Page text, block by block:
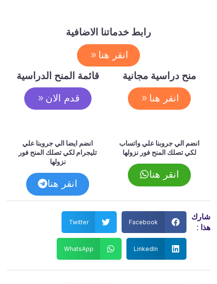
رابط خدماتنا الاضافية
انقر هنا
منح دراسية مجانية
انقر هنا
قائمة المنح الدراسية
قدم الان
انضم الي جروبنا علي واتساب
لكي تصلك المنح فور نزولها
انقر هنا
انضم ايضا الي جروبنا علي
تليجرام لكي تصلك المنح فور
نزولها
انقر هنا
شارك
هذا :
Facebook
Twitter
LinkedIn
WhatsApp